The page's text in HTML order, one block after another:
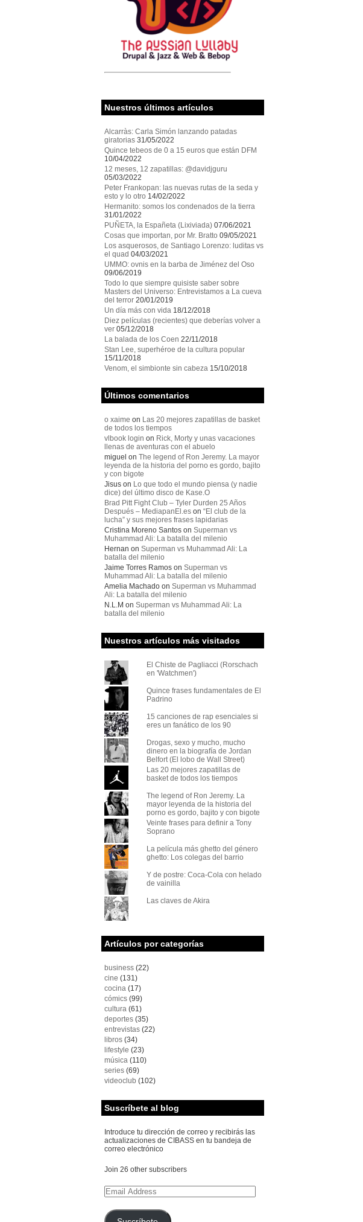
Nuestros últimos artículos
Alcarràs: Carla Simón lanzando patadas
giratorias 31/05/2022
Quince tebeos de 0 a 15 euros que están DFM
10/04/2022
12 meses, 12 zapatillas: @davidjguru
05/03/2022
Peter Frankopan: las nuevas rutas de la seda y
esto y lo otro 14/02/2022
Hermanito: somos los condenados de la tierra
31/01/2022
PUÑETA, la Españeta (Lixiviada) 07/06/2021
Cosas que importan, por Mr. Bratto 09/05/2021
Los asquerosos, de Santiago Lorenzo: luditas vs
el quad 04/03/2021
UMMO: ovnis en la barba de Jiménez del Oso
09/06/2019
Todo lo que siempre quisiste saber sobre
Masters del Universo: Entrevistamos a La cueva
del terror 20/01/2019
Un día más con vida 18/12/2018
Diez películas (recientes) que deberías volver a
ver 05/12/2018
La balada de los Coen 22/11/2018
Stan Lee, superhéroe de la cultura popular
15/11/2018
Venom, el simbionte sin cabeza 15/10/2018
Últimos comentarios
o xaime on Las 20 mejores zapatillas de basket
de todos los tiempos
vlbook login on Rick, Morty y unas vacaciones
llenas de aventuras con el abuelo
miguel on The legend of Ron Jeremy. La mayor
leyenda de la historia del porno es gordo, bajito
y con bigote
Jisuson Lo que todo el mundo piensa (y nadie
dice) del último disco de Kase.O
Brad Pitt Fight Club – Tyler Durden 25 Años
Después – MediapanEl.eson “El club de la
lucha” y sus mejores frases lapidarias
Cristina Moreno Santoson Superman vs
Muhammad Ali: La batalla del milenio
Hernan on Superman vs Muhammad Ali: La
batalla del milenio
Jaime Torres Ramoson Superman vs
Muhammad Ali: La batalla del milenio
Amelia Machadoon Superman vs Muhammad
Ali: La batalla del milenio
N.L.M on Superman vs Muhammad Ali: La
batalla del milenio
Nuestros artículos más visitados
El Chiste de Pagliacci (Rorschach
en 'Watchmen')
Quince frases fundamentales de El
Padrino
15 canciones de rap esenciales si
eres un fanático de los 90
Drogas, sexo y mucho, mucho
dinero en la biografía de Jordan
Belfort (El lobo de Wall Street)
Las 20 mejores zapatillas de
basket de todos los tiempos
The legend of Ron Jeremy. La
mayor leyenda de la historia del
porno es gordo, bajito y con bigote
Veinte frases para definir a Tony
Soprano
La película más ghetto del género
ghetto: Los colegas del barrio
Y de postre: Coca-Cola con helado
de vainilla
Las claves de Akira
Artículos por categorías
business(22)
cine (131)
cocina(17)
cómics(99)
cultura(61)
deportes(35)
entrevistas(22)
libros(34)
lifestyle (23)
música(110)
series(69)
videoclub (102)
Suscríbete al blog
Introduce tu dirección de correo y recibirás las
actualizaciones de CIBASS en tu bandeja de
correo electrónico
Join 26 other subscribers
Email
Address